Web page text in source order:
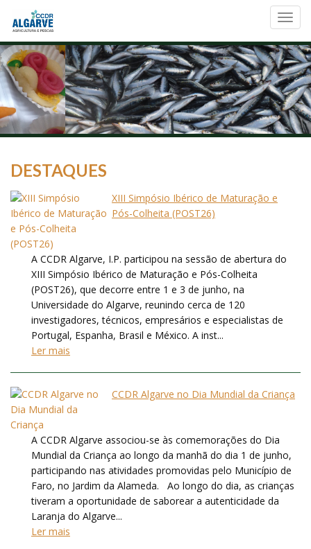
DESTAQUES
XIII Simpósio Ibérico de Maturação e
Pós-Colheita (POST26)
A CCDR Algarve, I.P. participou na sessão de abertura do
XIII Simpósio Ibérico de Maturação e Pós-Colheita
(POST26), que decorre entre 1 e 3 de junho, na
Universidade do Algarve, reunindo cerca de 120
investigadores, técnicos, empresários e especialistas de
Portugal, Espanha, Brasil e México. A inst...
Ler mais
CCDR Algarve no Dia Mundial da Criança
A CCDR Algarve associou-se às comemorações do Dia
Mundial da Criança ao longo da manhã do dia 1 de junho,
participando nas atividades promovidas pelo Município de
Faro, no Jardim da Alameda. Ao longo do dia, as crianças
tiveram a oportunidade de saborear a autenticidade da
Laranja do Algarve...
Ler mais